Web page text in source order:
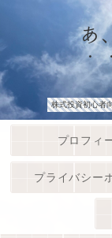
あ
株式投資初心者
プロフィ
プライバシー